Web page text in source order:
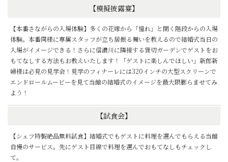
【模擬披露宴】
【本番さながらの入場体験】多くの花嫁から「憧れ」と聞く階段からの入場
体験。本番同様に専属スタッフが立ち居振る舞いを教えるので結婚式当日の
入場がイメージできる！さらに信濃川に隣接する貸切ガーデンでゲストをお
もてなしする方法もお教えいたします！「ゲストに楽しんでほしい」新郎新
婦様は必見の見学会！見学のフィナーレには320インチの大型スクリーンで
エンドロールムービーを見て当館の結婚式のイメージを最大限膨らませてみ
よう！
【試食会】
【シェフ特製絶品無料試食】結婚式でもゲストに料理を選んでもらえる当館
自慢のサービス。先にゲスト目線で料理を選んでおもてなしもチェックし
て。